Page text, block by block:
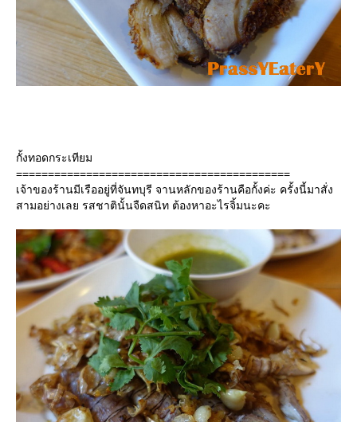
กั้งทอดกระเทียม
===========================================
เจ้าของร้านมีเรืออยู่ที่จันทบุรี จานหลักของร้านคือกั้งค่ะ ครั้งนี้มาสั่ง
สามอย่างเลย รสชาตินั้นจืดสนิท ต้องหาอะไรจิ้มนะคะ